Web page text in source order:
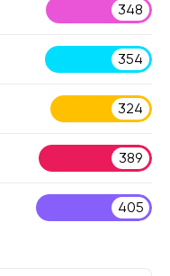
348
354
324
389
405